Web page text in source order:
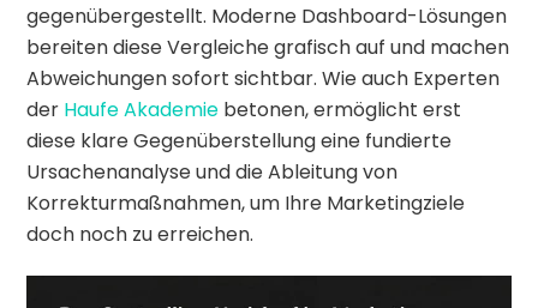
gegenübergestellt. Moderne Dashboard-Lösungen
bereiten diese Vergleiche grafisch auf und machen
Abweichungen sofort sichtbar. Wie auch Experten
der Haufe Akademie betonen, ermöglicht erst
diese klare Gegenüberstellung eine fundierte
Ursachenanalyse und die Ableitung von
Korrekturmaßnahmen, um Ihre Marketingziele
doch noch zu erreichen.